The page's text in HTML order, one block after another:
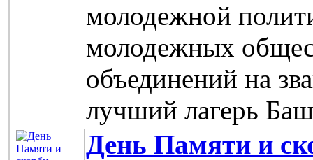
молодежной
молодежных
объединений на
лучший лагерь
День Памяти и